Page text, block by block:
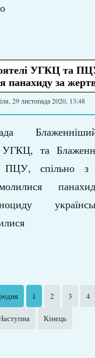
УГКЦ та
панахиду за
29 листопада 2020, 13:48
УГКЦ, та
ПЦУ, спільно з
1 2 3 4
Кінець